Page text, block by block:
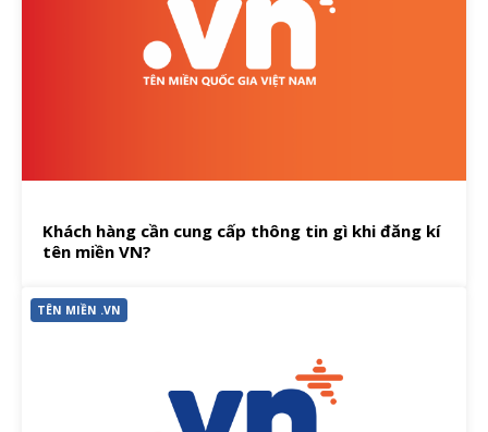
Khách hàng cần cung cấp thông tin gì khi đăng kí
tên miền VN?
TÊN MIỀN .VN